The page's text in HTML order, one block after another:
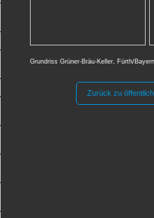
Grundriss Grüner-Bräu-Keller, Fürth/Bayern
Zurück zu